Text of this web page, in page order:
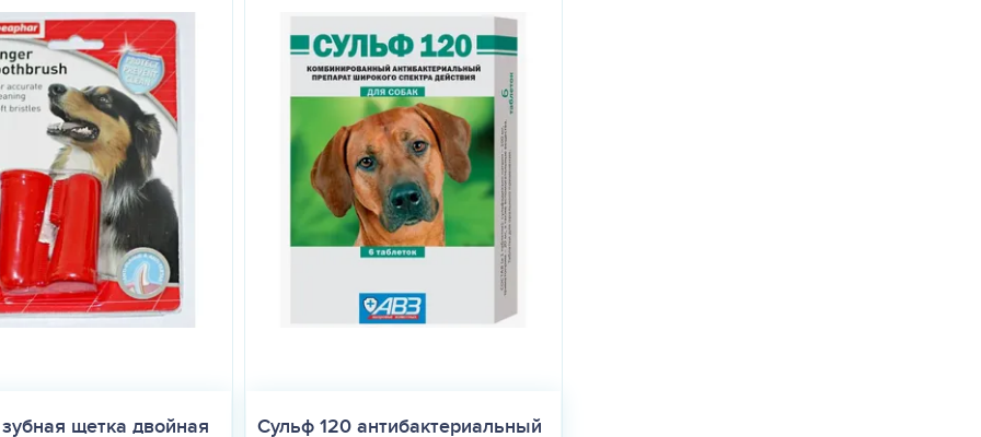
пить и принимать пищу. По окончании работы следует тщательно вымыть с мылом лицо и руки. В случае появления
в организм человека следует немедленно обратиться в медицинское учреждение (при себе иметь инструкцию по применению
от прямых солнечных лучей месте, отдельно от пищевых продуктов и кормов, при температуре от 0°С до 25°С.
препарат утилизируют в соответствии с требованиями законодательства.Срок годности лекарственного препарата
— 4 года от даты производства. Запрещается применение Онсиор таблетки по истечении срока годности.
щетка двойная
Сульф 120 антибактериальный